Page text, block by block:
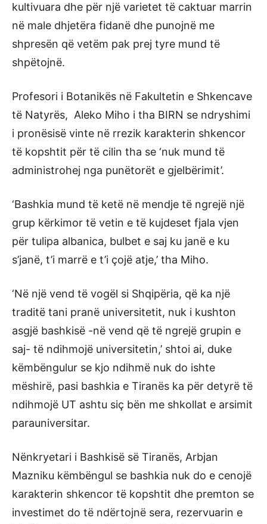
kultivuara dhe për një varietet të caktuar marrin
në male dhjetëra fidanë dhe punojnë me
shpresën që vetëm pak prej tyre mund të
shpëtojnë.
Profesori i Botanikës në Fakultetin e Shkencave
të Natyrës, Aleko Miho i tha BIRN se ndryshimi
i pronësisë vinte në rrezik karakterin shkencor
të kopshtit për të cilin tha se ‘nuk mund të
administrohej nga punëtorët e gjelbërimit’.
‘Bashkia mund të ketë në mendje të ngrejë një
grup kërkimor të vetin e të kujdeset fjala vjen
për tulipa albanica, bulbet e saj ku janë e ku
s’janë, t’i marrë e t’i çojë atje,’ tha Miho.
‘Në një vend të vogël si Shqipëria, që ka një
traditë tani pranë universitetit, nuk i kushton
asgjë bashkisë -në vend që të ngrejë grupin e
saj- të ndihmojë universitetin,’ shtoi ai, duke
këmbëngulur se kjo ndihmë nuk do ishte
mëshirë, pasi bashkia e Tiranës ka për detyrë të
ndihmojë UT ashtu siç bën me shkollat e arsimit
parauniversitar.
Nënkryetari i Bashkisë së Tiranës, Arbjan
Mazniku këmbëngul se bashkia nuk do e cenojë
karakterin shkencor të kopshtit dhe premton se
investimet do të ndërtojnë sera, rezervuarin e